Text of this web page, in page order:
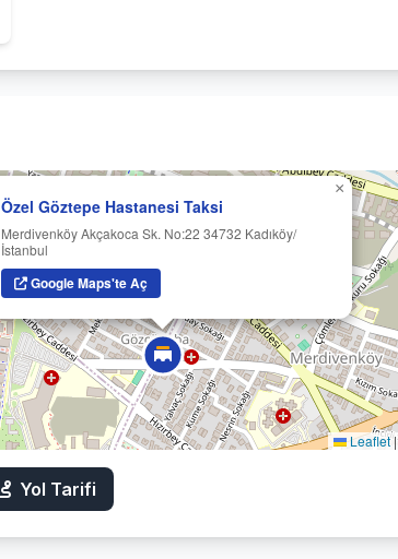
Özel Göztepe Hastanesi Taksi
Merdivenköy Akçakoca Sk. No:22 34732 Kadıköy/
İstanbul
Google Maps'te Aç
×
Leaflet |
Yol Tarifi